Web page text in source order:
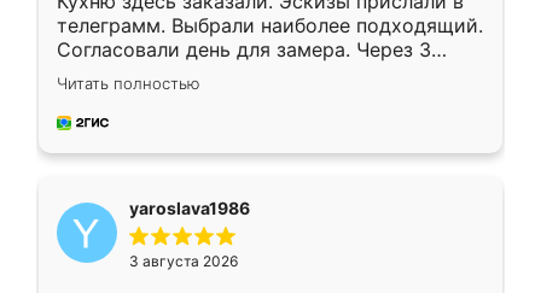
телеграмм. Выбрали наиболее подходящий.
Согласовали день для замера. Через 3
недели кухня была уже готова. Остались
довольны работой. Спасибо Ренессанс
мебель за качественную работу!
Читать полностью
yaroslava1986
3 августа 2026